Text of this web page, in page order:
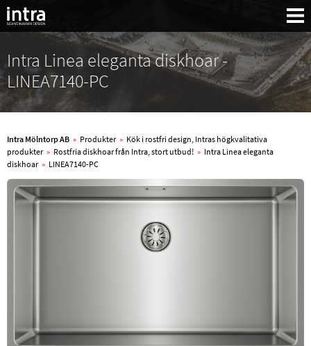
Intra Linea eleganta diskhoar -
LINEA7140-PC
Intra Mölntorp AB » Produkter » Kök i rostfri design, Intras högkvalitativa
produkter » Rostfria diskhoar från Intra, stort utbud! » Intra Linea eleganta
diskhoar » LINEA7140-PC